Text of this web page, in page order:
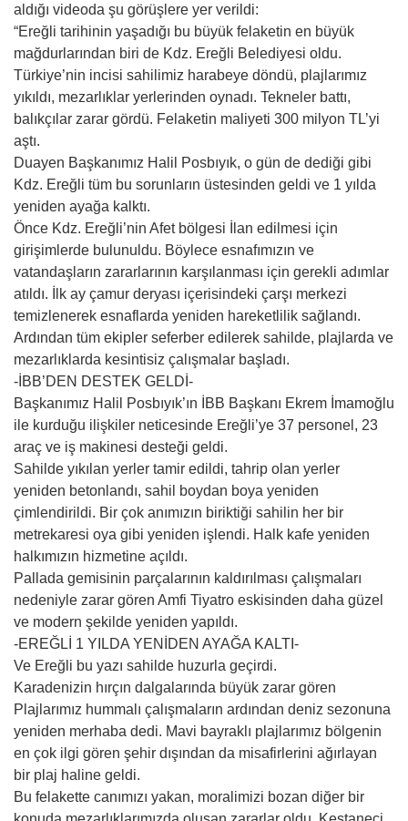
aldığı videoda şu görüşlere yer verildi:
“Ereğli tarihinin yaşadığı bu büyük felaketin en büyük
mağdurlarından biri de Kdz. Ereğli Belediyesi oldu.
Türkiye’nin incisi sahilimiz harabeye döndü, plajlarımız
yıkıldı, mezarlıklar yerlerinden oynadı. Tekneler battı,
balıkçılar zarar gördü. Felaketin maliyeti 300 milyon TL’yi
aştı.
Duayen Başkanımız Halil Posbıyık, o gün de dediği gibi
Kdz. Ereğli tüm bu sorunların üstesinden geldi ve 1 yılda
yeniden ayağa kalktı.
Önce Kdz. Ereğli’nin Afet bölgesi İlan edilmesi için
girişimlerde bulunuldu. Böylece esnafımızın ve
vatandaşların zararlarının karşılanması için gerekli adımlar
atıldı. İlk ay çamur deryası içerisindeki çarşı merkezi
temizlenerek esnaflarda yeniden hareketlilik sağlandı.
Ardından tüm ekipler seferber edilerek sahilde, plajlarda ve
mezarlıklarda kesintisiz çalışmalar başladı.
-İBB’DEN DESTEK GELDİ-
Başkanımız Halil Posbıyık’ın İBB Başkanı Ekrem İmamoğlu
ile kurduğu ilişkiler neticesinde Ereğli’ye 37 personel, 23
araç ve iş makinesi desteği geldi.
Sahilde yıkılan yerler tamir edildi, tahrip olan yerler
yeniden betonlandı, sahil boydan boya yeniden
çimlendirildi. Bir çok anımızın biriktiği sahilin her bir
metrekaresi oya gibi yeniden işlendi. Halk kafe yeniden
halkımızın hizmetine açıldı.
Pallada gemisinin parçalarının kaldırılması çalışmaları
nedeniyle zarar gören Amfi Tiyatro eskisinden daha güzel
ve modern şekilde yeniden yapıldı.
-EREĞLİ 1 YILDA YENİDEN AYAĞA KALTI-
Ve Ereğli bu yazı sahilde huzurla geçirdi.
Karadenizin hırçın dalgalarında büyük zarar gören
Plajlarımız hummalı çalışmaların ardından deniz sezonuna
yeniden merhaba dedi. Mavi bayraklı plajlarımız bölgenin
en çok ilgi gören şehir dışından da misafirlerini ağırlayan
bir plaj haline geldi.
Bu felakette canımızı yakan, moralimizi bozan diğer bir